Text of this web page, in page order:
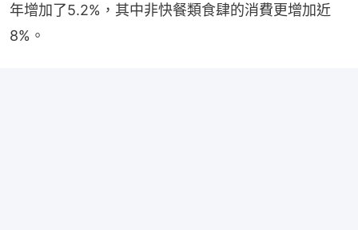
年增加了5.2%，其中非快餐類食肆的消費更增加近
8%。